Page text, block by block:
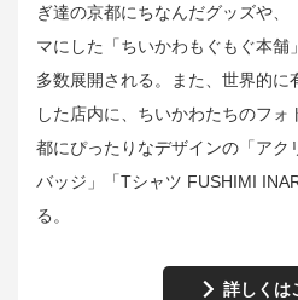
ぎ達の京都にちなんだグッズや
マにした「ちいかわもぐもぐ本舗
多数展開される。また、世界的に
した店内に、ちいかわたちのフ
都にぴったりなデザインの「アク
バッジ」「Tシャツ FUSHIMI
る。
詳しくは